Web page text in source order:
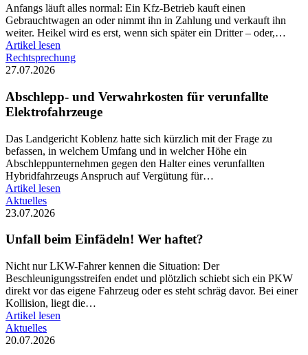
Anfangs läuft alles normal: Ein Kfz-Betrieb kauft einen
Gebrauchtwagen an oder nimmt ihn in Zahlung und verkauft ihn
weiter. Heikel wird es erst, wenn sich später ein Dritter – oder,…
Artikel lesen
Rechtsprechung
27.07.2026
Abschlepp- und Verwahrkosten für verunfallte
Elektrofahrzeuge
Das Landgericht Koblenz hatte sich kürzlich mit der Frage zu
befassen, in welchem Umfang und in welcher Höhe ein
Abschleppunternehmen gegen den Halter eines verunfallten
Hybridfahrzeugs Anspruch auf Vergütung für…
Artikel lesen
Aktuelles
23.07.2026
Unfall beim Einfädeln! Wer haftet?
Nicht nur LKW-Fahrer kennen die Situation: Der
Beschleunigungsstreifen endet und plötzlich schiebt sich ein PKW
direkt vor das eigene Fahrzeug oder es steht schräg davor. Bei einer
Kollision, liegt die…
Artikel lesen
Aktuelles
20.07.2026